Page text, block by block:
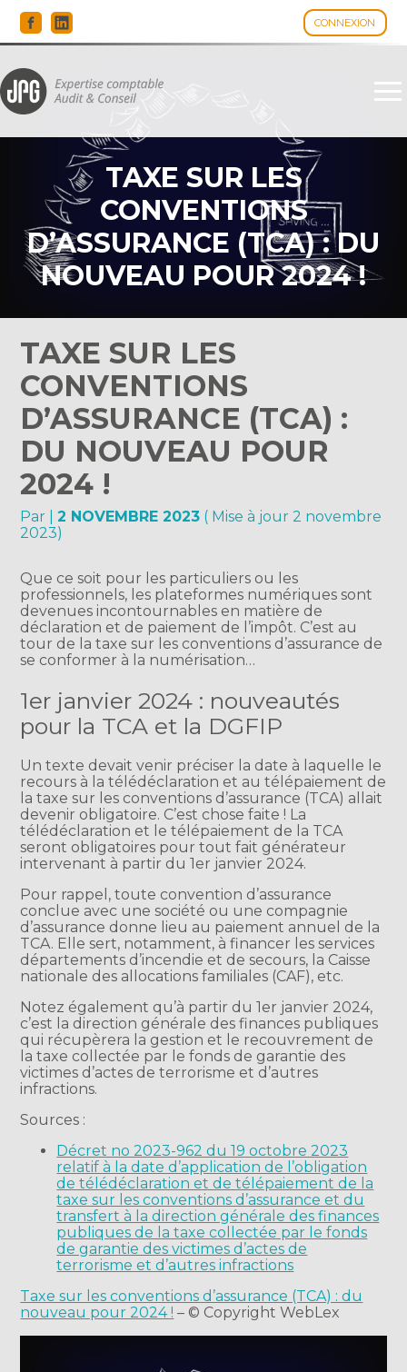
CONNEXION
Aller
au
TAXE SUR LES
CONVENTIONS
D’ASSURANCE (TCA) : DU
NOUVEAU POUR 2024 !
TAXE SUR LES
CONVENTIONS
D’ASSURANCE (TCA) :
DU NOUVEAU POUR
2024 !
Par |2 NOVEMBRE 2023 ( Mise à jour 2 novembre
2023)
Que ce soit pour les particuliers ou les
professionnels, les plateformes numériques sont
devenues incontournables en matière de
déclaration et de paiement de l’impôt. C’est au
tour de la taxe sur les conventions d’assurance de
se conformer à la numérisation…
1er janvier 2024 : nouveautés
pour la TCA et la DGFIP
Un texte devait venir préciser la date à laquelle le
recours à la télédéclaration et au télépaiement de
la taxe sur les conventions d’assurance (TCA) allait
devenir obligatoire. C’est chose faite ! La
télédéclaration et le télépaiement de la TCA
seront obligatoires pour tout fait générateur
intervenant à partir du 1er janvier 2024.
Pour rappel, toute convention d’assurance
conclue avec une société ou une compagnie
d’assurance donne lieu au paiement annuel de la
TCA. Elle sert, notamment, à financer les services
départements d’incendie et de secours, la Caisse
nationale des allocations familiales (CAF), etc.
Notez également qu’à partir du 1er janvier 2024,
c’est la direction générale des finances publiques
qui récupèrera la gestion et le recouvrement de
la taxe collectée par le fonds de garantie des
victimes d’actes de terrorisme et d’autres
infractions.
Sources :
Décret no 2023-962 du 19 octobre 2023
relatif à la date d’application de l’obligation
de télédéclaration et de télépaiement de la
taxe sur les conventions d’assurance et du
transfert à la direction générale des finances
publiques de la taxe collectée par le fonds
de garantie des victimes d’actes de
terrorisme et d’autres infractions
Taxe sur les conventions d’assurance (TCA) : du
nouveau pour 2024 ! – © Copyright WebLex